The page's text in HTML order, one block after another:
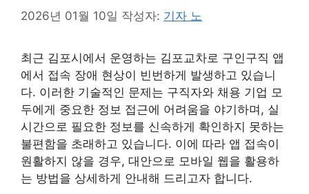
2026년 01월 10일 작성자: 기자 노
최근 김포시에서 운영하는 김포교차로 구인구직 앱
에서 접속 장애 현상이 빈번하게 발생하고 있습니
다. 이러한 기술적인 문제는 구직자와 채용 기업 모
두에게 중요한 정보 접근에 어려움을 야기하며, 실
시간으로 필요한 정보를 신속하게 확인하지 못하는
불편함을 초래하고 있습니다. 이에 따라 앱 접속이
원활하지 않을 경우, 대안으로 모바일 웹을 활용하
는 방법을 상세하게 안내해 드리고자 합니다.